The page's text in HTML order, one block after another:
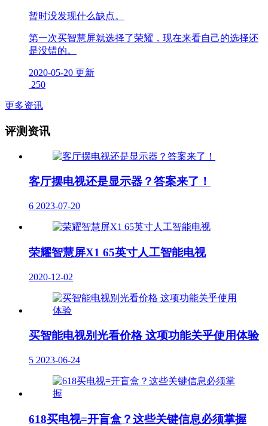
暂时没发现什么缺点。
第一次买智慧屏就选择了荣耀，现在来看自己的选择还
是没错的。
2020-05-20 更新
250
更多资讯
评测资讯
客厅摆电视还是显示器？答案来了！
6 2023-07-20
荣耀智慧屏X1 65英寸人工智能电视
2020-12-02
买智能电视别光看价格 这项功能关乎使用体验
5 2023-06-24
618买电视=开盲盒？这些关键信息必须掌握